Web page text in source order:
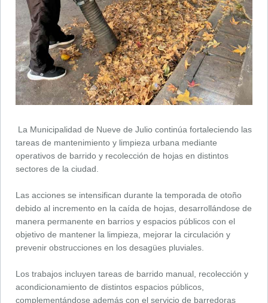
La Municipalidad de Nueve de Julio continúa fortaleciendo las
tareas de mantenimiento y limpieza urbana mediante
operativos de barrido y recolección de hojas en distintos
sectores de la ciudad.
Las acciones se intensifican durante la temporada de otoño
debido al incremento en la caída de hojas, desarrollándose de
manera permanente en barrios y espacios públicos con el
objetivo de mantener la limpieza, mejorar la circulación y
prevenir obstrucciones en los desagües pluviales.
Los trabajos incluyen tareas de barrido manual, recolección y
acondicionamiento de distintos espacios públicos,
complementándose además con el servicio de barredoras